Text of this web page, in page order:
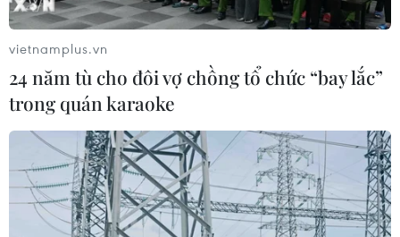
vietnamplus.vn
24 năm tù cho đôi vợ chồng tổ chức “bay lắc”
trong quán karaoke